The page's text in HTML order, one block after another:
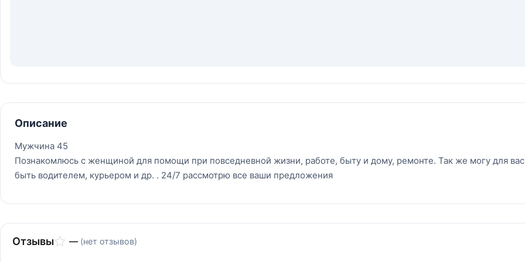
Описание
Мужчина 45
Познакомлюсь с женщиной для помощи при повседневной жизни, работе, быту и дому, ремонте. Так же могу для вас
быть водителем, курьером и др. . 24/7 рассмотрю все ваши предложения
Отзывы — (нет отзывов)